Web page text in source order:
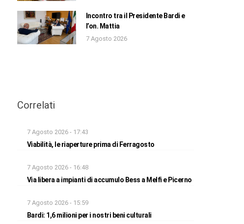
Incontro tra il Presidente Bardi e
l’on. Mattia
7 Agosto 2026
Correlati
7 Agosto 2026 - 17:43
Viabilità, le riaperture prima di Ferragosto
7 Agosto 2026 - 16:48
Via libera a impianti di accumulo Bess a Melfi e Picerno
7 Agosto 2026 - 15:59
Bardi: 1,6 milioni per i nostri beni culturali